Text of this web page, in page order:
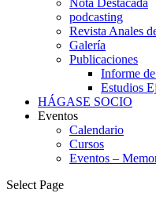
Nota Destacada
podcasting
Revista Anales
Galería
Publicaciones
Informe
Estudios
HÁGASE SOCIO
Eventos
Calendario
Cursos
Eventos –
Select Page